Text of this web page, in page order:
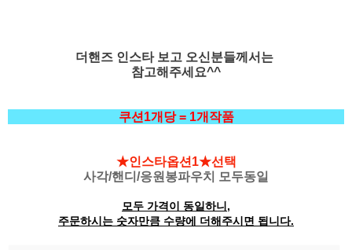
더핸즈 인스타 보고 오신분들께서는
참고해주세요^^
쿠션1개당 = 1개작품
★인스타옵션1★선택
사각/핸디/응원봉파우치 모두동일
모두 가격이 동일하니,
주문하시는 숫자만큼 수량에 더해주시면 됩니다.